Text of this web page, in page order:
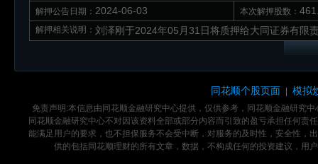
解押公告日期： 2024-06-03 本次解押股数：
解押相关说明： 刘泽刚于2024年05月31日将质押给大同证券有限
同花顺个股页面 模拟
免责声明:本信息由同花顺金融研究中心提供，仅供参考，同花顺金融研究
同花顺金融研究中心不对因该资料全部或部分内容而引致的盈亏承担任何
能满足用户的要求，也不担保服务不会受中断，对服务的及时性，安全性，
供的包括同花顺理财的所有文章，数据，不构成任何的投资建议，用